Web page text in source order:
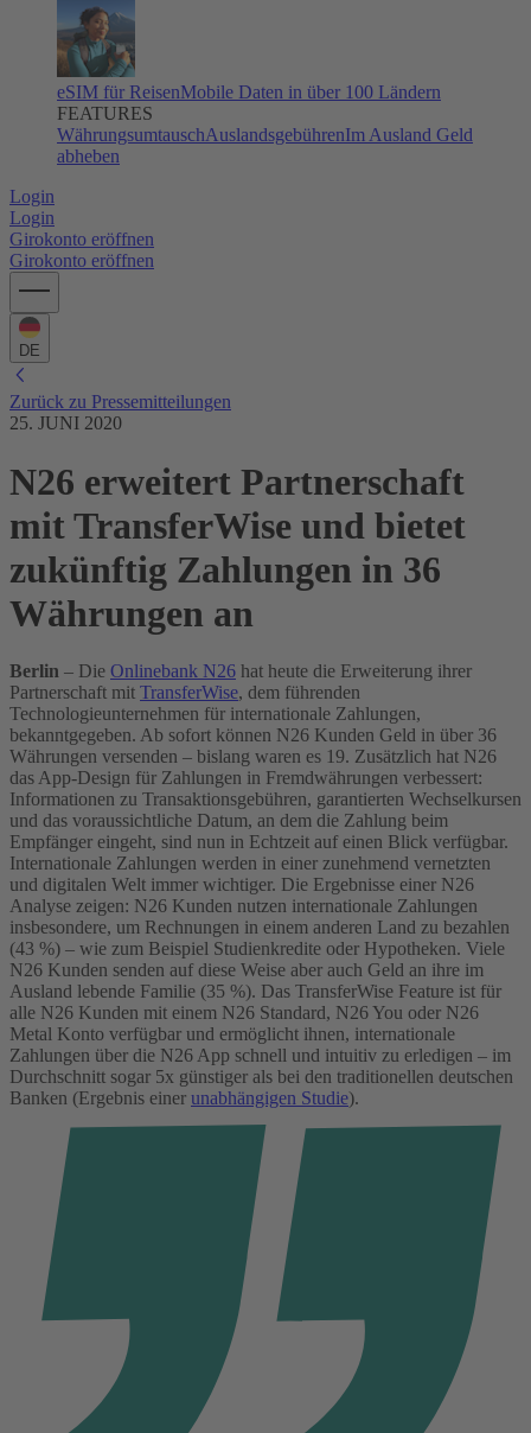
eSIM für ReisenMobile Daten in über 100 Ländern
FEATURES
WährungsumtauschAuslandsgebührenIm Ausland Geld
abheben
Login
Login
Girokonto eröffnen
Girokonto eröffnen
DE
Zurück zu Pressemitteilungen
25. JUNI 2020
N26 erweitert Partnerschaft
mit TransferWise und bietet
zukünftig Zahlungen in 36
Währungen an
Berlin – Die Onlinebank N26 hat heute die Erweiterung ihrer
Partnerschaft mit TransferWise, dem führenden
Technologieunternehmen für internationale Zahlungen,
bekanntgegeben. Ab sofort können N26 Kunden Geld in über 36
Währungen versenden – bislang waren es 19. Zusätzlich hat N26
das App-Design für Zahlungen in Fremdwährungen verbessert:
Informationen zu Transaktionsgebühren, garantierten Wechselkursen
und das voraussichtliche Datum, an dem die Zahlung beim
Empfänger eingeht, sind nun in Echtzeit auf einen Blick verfügbar.
Internationale Zahlungen werden in einer zunehmend vernetzten
und digitalen Welt immer wichtiger. Die Ergebnisse einer N26
Analyse zeigen: N26 Kunden nutzen internationale Zahlungen
insbesondere, um Rechnungen in einem anderen Land zu bezahlen
(43 %) – wie zum Beispiel Studienkredite oder Hypotheken. Viele
N26 Kunden senden auf diese Weise aber auch Geld an ihre im
Ausland lebende Familie (35 %). Das TransferWise Feature ist für
alle N26 Kunden mit einem N26 Standard, N26 You oder N26
Metal Konto verfügbar und ermöglicht ihnen, internationale
Zahlungen über die N26 App schnell und intuitiv zu erledigen – im
Durchschnitt sogar 5x günstiger als bei den traditionellen deutschen
Banken (Ergebnis einer unabhängigen Studie).